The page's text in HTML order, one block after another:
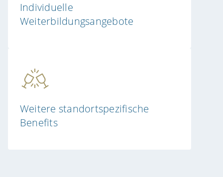
Individuelle
Weiterbildungsangebote
Weitere standortspezifische
Benefits